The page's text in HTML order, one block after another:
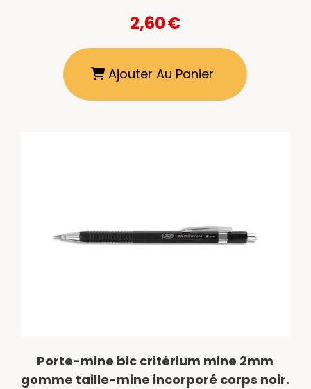
2,60€
Ajouter Au Panier
Porte-mine bic critérium mine 2mm
gomme taille-mine incorporé corps noir.